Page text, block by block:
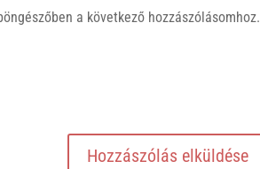
a következő hozzászólásomhoz.